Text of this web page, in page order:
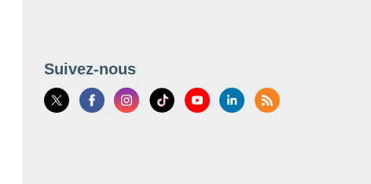
Suivez-nous